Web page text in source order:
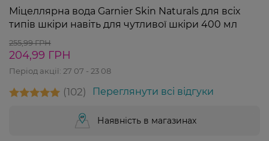
Міцеллярна вода Garnier Skin Naturals для всіх
типів шкіри навіть для чутливої шкіри 400 мл
255,99 ГРН
204,99 ГРН
Період акції: 27 07 - 23 08
102 Переглянути всі відгуки
Наявність в магазинах